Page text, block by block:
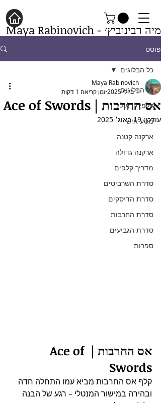
מיה רבינוביץ׳ - Maya Rabinovich
פוסט
כל הבלוגים
קלפי קראולי
מסע אישי
ארקנה קטנה
ארקנה גדולה
מדריך קלפים
סדרת השרביטים
סדרת הדיסקים
סדרת החרבות
סדרת הגביעים
ספרות
כל הבלוגים
אס החרבות | Ace of Swords
Maya Rabinovich
1 ביולי 2025
זמן קריאה 1 דקות
עודכן:19 באוג׳ 2025
אס החרבות | Ace of
Swords
קלף אס החרבות מביא עמו התחלה חדה
ובהירה במישור המנטלי – רגע של הבנה